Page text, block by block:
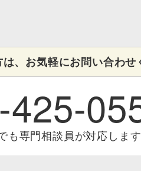
、お気軽にお問い合わせ
425-
も専門相談員が対応しま